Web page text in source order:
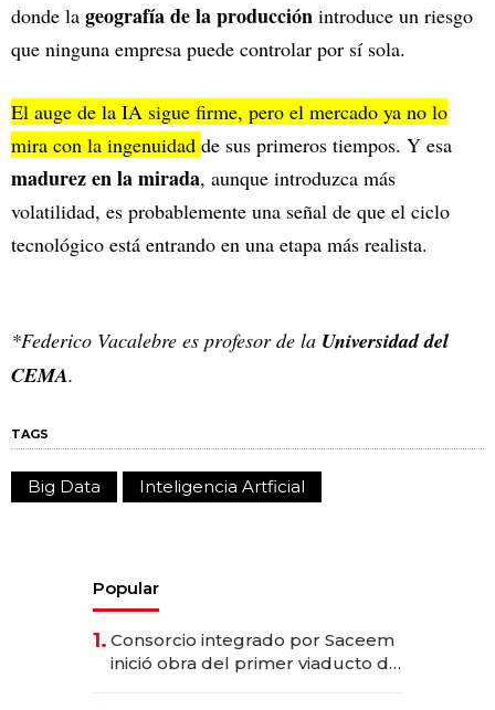
donde la geografía de la producción introduce un riesgo
que ninguna empresa puede controlar por sí sola.
El auge de la IA sigue firme, pero el mercado ya no lo
mira con la ingenuidad de sus primeros tiempos. Y esa
madurez en la mirada, aunque introduzca más
volatilidad, es probablemente una señal de que el ciclo
tecnológico está entrando en una etapa más realista.
*Federico Vacalebre es profesor de la Universidad del
CEMA.
TAGS
Big Data Inteligencia Artficial
Popular
1. Consorcio integrado por Saceem
inició obra del primer viaducto de